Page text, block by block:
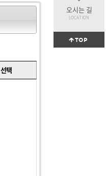
오시는 길
LOCATION
TOP
선택